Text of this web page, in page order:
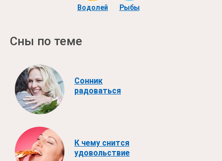
Водолей Рыбы
Сны по теме
Сонник
радоваться
К чему снится
удовольствие